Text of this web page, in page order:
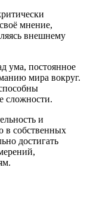
мнение,
внешнему
ума, постоянное
мира вокруг.
сложности.
и
в собственных
достигать